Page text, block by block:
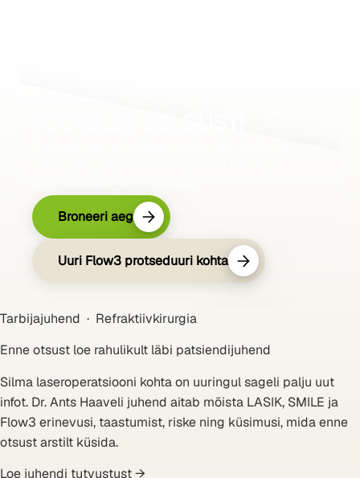
Broneeri aeg
Uuri Flow3 protseduuri kohta
Tarbijajuhend · Refraktiivkirurgia
Enne otsust loe rahulikult läbi patsiendijuhend
Silma laseroperatsiooni kohta on uuringul sageli palju uut
infot. Dr. Ants Haaveli juhend aitab mõista LASIK, SMILE ja
Flow3 erinevusi, taastumist, riske ning küsimusi, mida enne
otsust arstilt küsida.
Loe juhendi tutvustust →